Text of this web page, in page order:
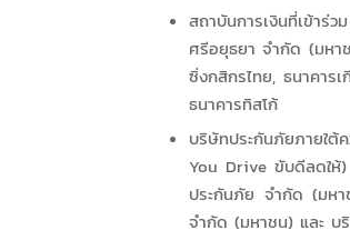
สถาบันการเงินที่เข้า
ศรีอยุธยา จำกัด (มหา
ซิ่งกสิกรไทย, ธนาคา
ธนาคารทิสโก้
บริษัทประกันภัยภายใ
You Drive ขับดีลดให้
ประกันภัย จำกัด (มห
จำกัด (มหาชน) และ บ